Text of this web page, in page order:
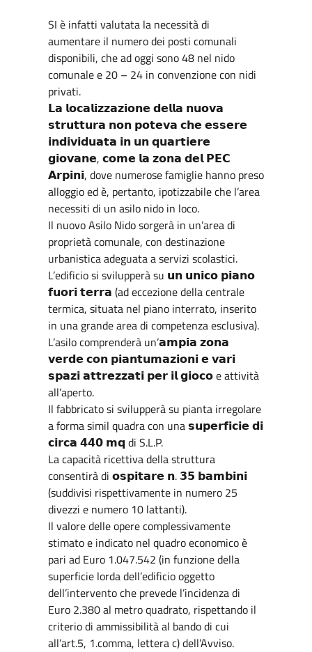
SI è infatti valutata la necessità di
aumentare il numero dei posti comunali
disponibili, che ad oggi sono 48 nel nido
comunale e 20 – 24 in convenzione con nidi
privati.
𝗟𝗮 𝗹𝗼𝗰𝗮𝗹𝗶𝘇𝘇𝗮𝘇𝗶𝗼𝗻𝗲 𝗱𝗲𝗹𝗹𝗮 𝗻𝘂𝗼𝘃𝗮
𝘀𝘁𝗿𝘂𝘁𝘁𝘂𝗿𝗮 𝗻𝗼𝗻 𝗽𝗼𝘁𝗲𝘃𝗮 𝗰𝗵𝗲 𝗲𝘀𝘀𝗲𝗿𝗲
𝗶𝗻𝗱𝗶𝘃𝗶𝗱𝘂𝗮𝘁𝗮 𝗶𝗻 𝘂𝗻 𝗾𝘂𝗮𝗿𝘁𝗶𝗲𝗿𝗲
𝗴𝗶𝗼𝘃𝗮𝗻𝗲, 𝗰𝗼𝗺𝗲 𝗹𝗮 𝘇𝗼𝗻𝗮 𝗱𝗲𝗹 𝗣𝗘𝗖
𝗔𝗿𝗽𝗶𝗻𝗶, dove numerose famiglie hanno preso
alloggio ed è, pertanto, ipotizzabile che l’area
necessiti di un asilo nido in loco.
Il nuovo Asilo Nido sorgerà in un’area di
proprietà comunale, con destinazione
urbanistica adeguata a servizi scolastici.
L’edificio si svilupperà su 𝘂𝗻 𝘂𝗻𝗶𝗰𝗼 𝗽𝗶𝗮𝗻𝗼
𝗳𝘂𝗼𝗿𝗶 𝘁𝗲𝗿𝗿𝗮 (ad eccezione della centrale
termica, situata nel piano interrato, inserito
in una grande area di competenza esclusiva).
L’asilo comprenderà un’𝗮𝗺𝗽𝗶𝗮 𝘇𝗼𝗻𝗮
𝘃𝗲𝗿𝗱𝗲 𝗰𝗼𝗻 𝗽𝗶𝗮𝗻𝘁𝘂𝗺𝗮𝘇𝗶𝗼𝗻𝗶 𝗲 𝘃𝗮𝗿𝗶
𝘀𝗽𝗮𝘇𝗶 𝗮𝘁𝘁𝗿𝗲𝘇𝘇𝗮𝘁𝗶 𝗽𝗲𝗿 𝗶𝗹 𝗴𝗶𝗼𝗰𝗼 e attività
all’aperto.
Il fabbricato si svilupperà su pianta irregolare
a forma simil quadra con una 𝘀𝘂𝗽𝗲𝗿𝗳𝗶𝗰𝗶𝗲 𝗱𝗶
𝗰𝗶𝗿𝗰𝗮 𝟰𝟰𝟬 𝗺𝗾 di S.L.P.
La capacità ricettiva della struttura
consentirà di 𝗼𝘀𝗽𝗶𝘁𝗮𝗿𝗲 𝗻. 𝟯𝟱 𝗯𝗮𝗺𝗯𝗶𝗻𝗶
(suddivisi rispettivamente in numero 25
divezzi e numero 10 lattanti).
Il valore delle opere complessivamente
stimato e indicato nel quadro economico è
pari ad Euro 1.047.542 (in funzione della
superficie lorda dell’edificio oggetto
dell’intervento che prevede l’incidenza di
Euro 2.380 al metro quadrato, rispettando il
criterio di ammissibilità al bando di cui
all’art.5, 1.comma, lettera c) dell’Avviso.